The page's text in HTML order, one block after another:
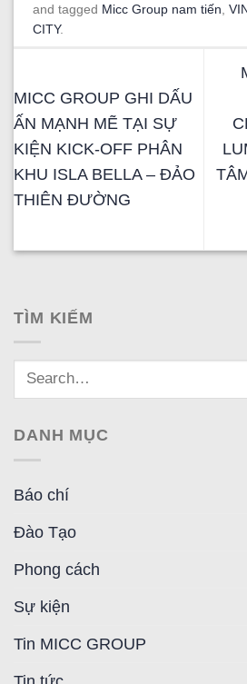
and tagged Micc Group nam tiến ,
CITY.
MICC GROUP GHI DẤU
ẤN MẠNH MẼ TẠI SỰ
KIỆN KICK-OFF PHÂN
KHU ISLA BELLA – ĐẢO
THIÊN ĐƯỜNG
TÌM KIẾM
DANH MỤC
Báo chí
Đào Tạo
Phong cách
Sự kiện
Tin MICC GROUP